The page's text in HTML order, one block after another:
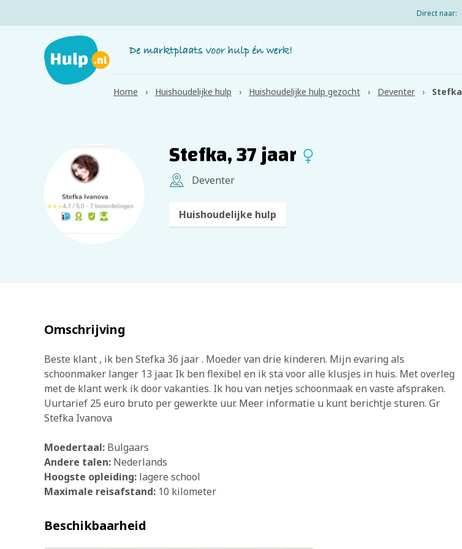
Direct naar:
Home Huishoudelijke hulp Huishoudelijke hulp gezocht Deventer Stefka
Stefka, 37 jaar
Deventer
Huishoudelijke hulp
Omschrijving
Beste klant , ik ben Stefka 36 jaar . Moeder van drie kinderen. Mijn evaring als
schoonmaker langer 13 jaar. Ik ben flexibel en ik sta voor alle klusjes in huis. Met overleg
met de klant werk ik door vakanties. Ik hou van netjes schoonmaak en vaste afspraken.
Uurtarief 25 euro bruto per gewerkte uur. Meer informatie u kunt berichtje sturen. Gr
Stefka Ivanova
Moedertaal: Bulgaars
Andere talen: Nederlands
Hoogste opleiding: lagere school
Maximale reisafstand: 10 kilometer
Beschikbaarheid